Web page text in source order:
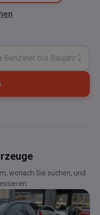
wonach Sie suchen, und